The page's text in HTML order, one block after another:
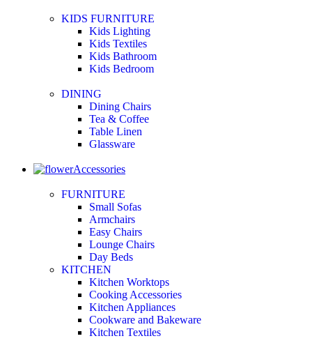
KIDS FURNITURE
Kids Lighting
Kids Textiles
Kids Bathroom
Kids Bedroom
DINING
Dining Chairs
Tea & Coffee
Table Linen
Glassware
Accessories
FURNITURE
Small Sofas
Armchairs
Easy Chairs
Lounge Chairs
Day Beds
KITCHEN
Kitchen Worktops
Cooking Accessories
Kitchen Appliances
Cookware and Bakeware
Kitchen Textiles